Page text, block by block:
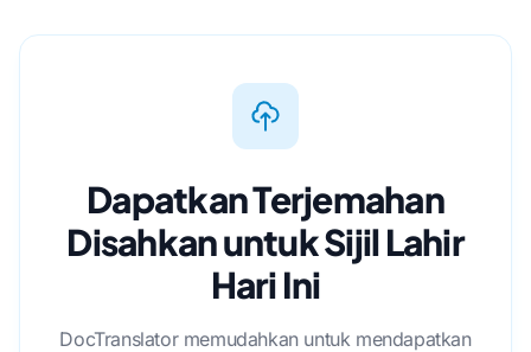
Dapatkan Terjemahan
Disahkan untuk Sijil Lahir
Hari Ini
DocTranslator memudahkan untuk mendapatkan